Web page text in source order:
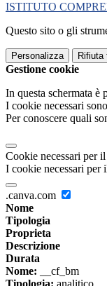
ISTITUTO
Questo sito o gli
Personalizza Rifiuta
Gestione cookie
In questa schermata è
I cookie necessari
Per conoscere quali
Cookie necessari per
I cookie necessari per
.canva.com
Nome
Tipologia
Proprieta
Descrizione
Durata
Nome: __cf_bm